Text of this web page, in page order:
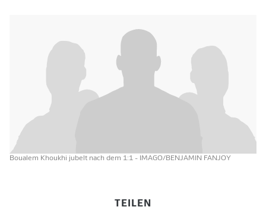
Boualem Khoukhi jubelt nach dem 1:1 - IMAGO/BENJAMIN FANJOY
TEILEN